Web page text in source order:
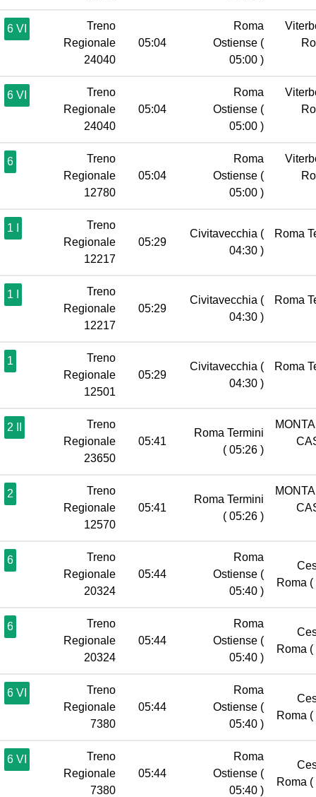
6 VI
Treno
Regionale
24040
05:04
Roma
Ostiense (
05:00 )
6 VI
Treno
Regionale
24040
05:04
Roma
Ostiense (
05:00 )
6
Treno
Regionale
12780
05:04
Roma
Ostiense (
05:00 )
1 I
Treno
Regionale
12217
05:29
Civitavecchia (
04:30 )
Roma
1 I
Treno
Regionale
12217
05:29
Civitavecchia (
04:30 )
Roma
1
Treno
Regionale
12501
05:29
Civitavecchia (
04:30 )
Roma
2 II
Treno
Regionale
23650
05:41
Roma Termini
( 05:26 )
2
Treno
Regionale
12570
05:41
Roma Termini
( 05:26 )
6
Treno
Regionale
20324
05:44
Roma
Ostiense (
05:40 )
Roma (
6
Treno
Regionale
20324
05:44
Roma
Ostiense (
05:40 )
Roma (
6 VI
Treno
Regionale
7380
05:44
Roma
Ostiense (
05:40 )
Roma (
6 VI
Treno
Regionale
7380
05:44
Roma
Ostiense (
05:40 )
Roma (